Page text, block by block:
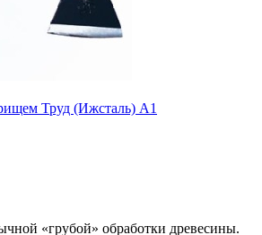
Труд (Ижсталь) А1
«грубой» обработки древесины.